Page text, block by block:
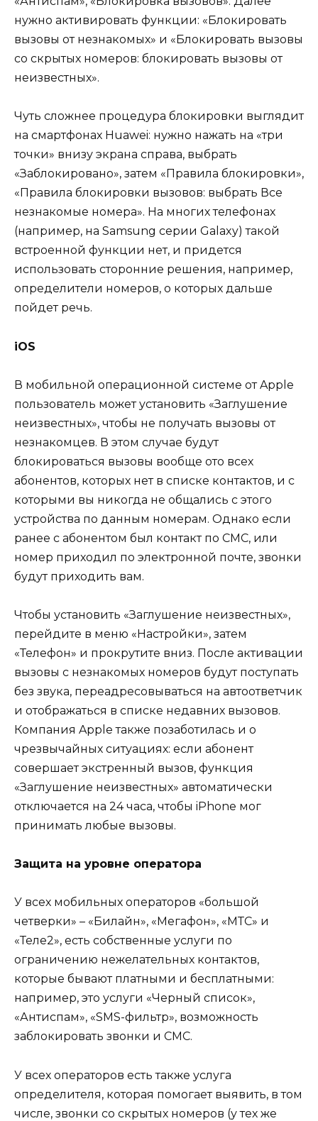
нужно активировать функции: «Блокировать
вызовы от незнакомых» и «Блокировать вызовы
со скрытых номеров: блокировать вызовы от
неизвестных».
Чуть сложнее процедура блокировки выглядит
на смартфонах Huawei: нужно нажать на «три
точки» внизу экрана справа, выбрать
«Заблокировано», затем «Правила блокировки»,
«Правила блокировки вызовов: выбрать Все
незнакомые номера». На многих телефонах
(например, на Samsung серии Galaxy) такой
встроенной функции нет, и придется
использовать сторонние решения, например,
определители номеров, о которых дальше
пойдет речь.
iOS
В мобильной операционной системе от Apple
пользователь может установить «Заглушение
неизвестных», чтобы не получать вызовы от
незнакомцев. В этом случае будут
блокироваться вызовы вообще ото всех
абонентов, которых нет в списке контактов, и с
которыми вы никогда не общались с этого
устройства по данным номерам. Однако если
ранее с абонентом был контакт по СМС, или
номер приходил по электронной почте, звонки
будут приходить вам.
Чтобы установить «Заглушение неизвестных»,
перейдите в меню «Настройки», затем
«Телефон» и прокрутите вниз. После активации
вызовы с незнакомых номеров будут поступать
без звука, переадресовываться на автоответчик
и отображаться в списке недавних вызовов.
Компания Apple также позаботилась и о
чрезвычайных ситуациях: если абонент
совершает экстренный вызов, функция
«Заглушение неизвестных» автоматически
отключается на 24 часа, чтобы iPhone мог
принимать любые вызовы.
Защита на уровне оператора
У всех мобильных операторов «большой
четверки» – «Билайн», «Мегафон», «МТС» и
«Теле2», есть собственные услуги по
ограничению нежелательных контактов,
которые бывают платными и бесплатными:
например, это услуги «Черный список»,
«Антиспам», «SMS-фильтр», возможность
заблокировать звонки и СМС.
У всех операторов есть также услуга
определителя, которая помогает выявить, в том
числе, звонки со скрытых номеров (у тех же